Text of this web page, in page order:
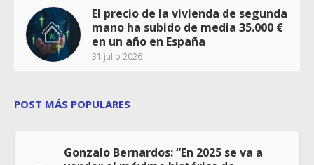
El precio de la vivienda de segunda
mano ha subido de media 35.000 €
en un año en España
31 julio 2026
POST MÁS POPULARES
Gonzalo Bernardos: “En 2025 se va a